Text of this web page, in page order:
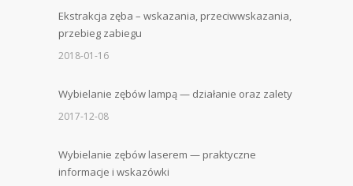
Ekstrakcja zęba – wskazania, przeciwwskazania,
przebieg zabiegu
2018-01-16
Wybielanie zębów lampą — działanie oraz zalety
2017-12-08
Wybielanie zębów laserem — praktyczne
informacje i wskazówki